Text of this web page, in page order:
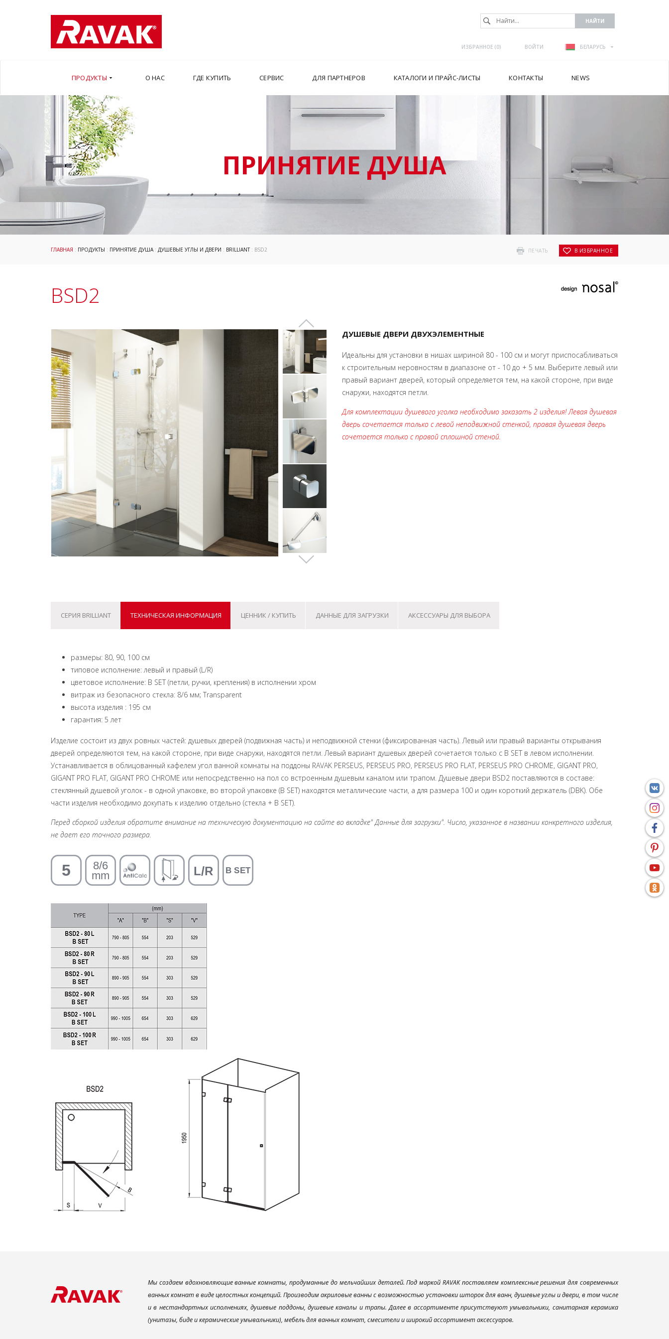
ИЗБРАННОЕ (0) ВОЙТИ БЕЛАРУСЬ
ПРОДУКТЫ О НАС ГДЕ КУПИТЬ СЕРВИС ДЛЯ ПАРТНЕРОВ КАТАЛОГИ И ПРАЙС-ЛИСТЫ КОНТАКТЫ NEWS
ПРИНЯТИЕ ДУША
ПЕЧАТЬ В ИЗБРАННОЕ
ГЛАВНАЯ : ПРОДУКТЫ : ПРИНЯТИЕ ДУША: ДУШЕВЫЕ УГЛЫ И ДВЕРИ : BRILLIANT: BSD2
BSD2
ДУШЕВЫЕ ДВЕРИ ДВУХЭЛЕМЕНТНЫЕ
Идеальны для установки в нишах шириной 80 - 100 см и могут приспосабливаться
к строительным неровностям в диапазоне от - 10 до + 5 мм. Выберите левый или
правый вариант дверей, который определяется тем, на какой стороне, при виде
снаружи, находятся петли.
Для комплектации душевого уголка необходимо заказать 2 изделия! Левая душевая
дверь сочетается только с левой неподвижной стенкой, правая душевая дверь
сочетается только с правой сплошной стеной.
СЕРИЯ BRILLIANT ТЕХНИЧЕСКАЯ ИНФОРМАЦИЯ ЦЕННИК / КУПИТЬ ДАННЫЕ ДЛЯ ЗАГРУЗКИ АКСЕССУАРЫ ДЛЯ ВЫБОРА
размеры: 80, 90, 100 см
типовое исполнение: левый и правый (L/R)
цветовое исполнение: B SET (петли, ручки, крепления) в исполнении хром
витраж из безопасного стекла: 8/6 мм; Transparent
высота изделия : 195 см
гарантия: 5 лет
Изделие состоит из двух ровных частей: душевых дверей (подвижная часть) и неподвижной стенки (фиксированная часть). Левый или правый варианты открывания
дверей определяются тем, на какой стороне, при виде снаружи, находятся петли. Левый вариант душевых дверей сочетается только с B SET в левом исполнении.
Устанавливается в облицованный кафелем угол ванной комнаты на поддоны RAVAK PERSEUS, PERSEUS PRO, PERSEUS PRO FLAT, PERSEUS PRO CHROME, GIGANT PRO,
GIGANT PRO FLAT, GIGANT PRO CHROME или непосредственно на пол со встроенным душевым каналом или трапом. Душевые двери BSD2 поставляются в составе:
стеклянный душевой уголок - в одной упаковке, во второй упаковке (B SET) находятся металлические части, а для размера 100 и один короткий держатель (DBK). Обе
части изделия необходимо докупать к изделию отдельно (стекла + B SET).
Перед сборкой изделия обратите внимание на техническую документацию на сайте во вкладке" Данные для загрузки". Число, указанное в названии конкретного изделия,
не дает его точного размера.
Мы создаем вдохновляющие ванные комнаты, продуманные до мельчайших деталей. Под маркой RAVAK поставляем комплексные решения для современных
ванных комнат в виде целостных концепций. Производим акриловые ванны с возможностью установки шторок для ванн, душевые углы и двери, в том числе
и в нестандартных исполнениях, душевые поддоны, душевые каналы и трапы. Далее в ассортименте присутствуют умывальники, санитарная керамика
(унитазы, биде и керамические умывальники), мебель для ванных комнат, смесители и широкий ассортимент аксессуаров.